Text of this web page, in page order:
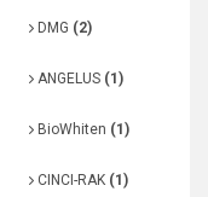
DMG (2)
ANGELUS (1)
BioWhiten (1)
CINCI-RAK (1)